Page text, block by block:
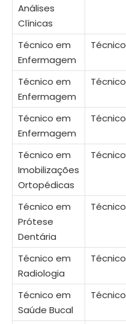
Análises
Clínicas
Técnico em
Enfermagem
Técnico
Técnico em
Enfermagem
Técnico
Técnico em
Enfermagem
Técnico
Técnico em
Imobilizações
Ortopédicas
Técnico
Técnico em
Prótese
Dentária
Técnico
Técnico em
Radiologia
Técnico
Técnico em
Saúde Bucal
Técnico